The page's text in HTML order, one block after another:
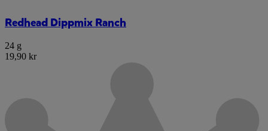
Redhead Dippmix Ranch
24 g
19,90 kr